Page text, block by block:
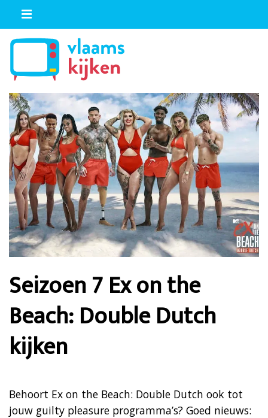
Seizoen 7 Ex on the
Beach: Double Dutch
kijken
Behoort Ex on the Beach: Double Dutch ook tot
jouw guilty pleasure programma’s? Goed nieuws: